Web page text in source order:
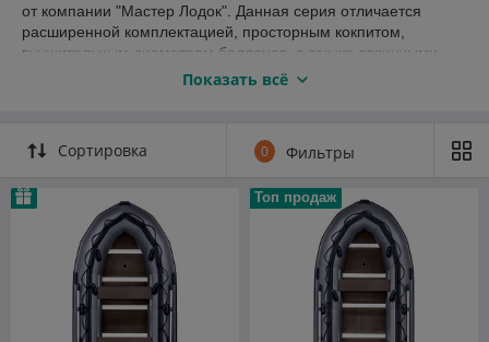
от компании "Мастер Лодок". Данная серия отличается
расширенной комплектацией, просторным кокпитом,
внушительным диаметром баллонов, а так же отличными
мореходными характеристиками и большим запасом
мощностью 15-18 л.с.
Вы можете купить моторную килевую лодку Апачи в Минске
или с доставкой по Беларуси позвонив нашим менеджерам
или сделать заказ через корзину сайта.
Показать всё
Сортировка 0 Фильтры
Топ продаж